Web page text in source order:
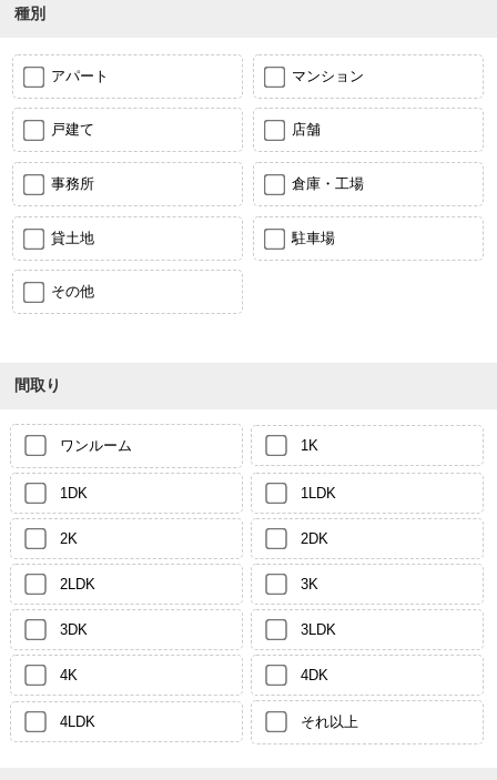
種別
アパート マンション
戸建て 店舗
事務所 倉庫・工場
貸土地 駐車場
その他
間取り
ワンルーム 1K
1DK 1LDK
2K 2DK
2LDK 3K
3DK 3LDK
4K 4DK
4LDK それ以上